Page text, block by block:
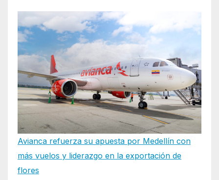
Avianca refuerza su apuesta por Medellín con
más vuelos y liderazgo en la exportación de
flores